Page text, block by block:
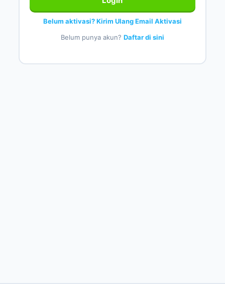
Belum aktivasi? Kirim Ulang Email Aktivasi
Belum punya akun? Daftar di sini